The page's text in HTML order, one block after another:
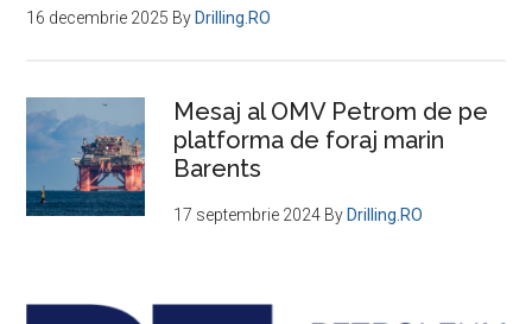
16
să
îşi
elimine
treptat
16 decembrie 2025 By Drilling.RO
Mesaj al OMV Petrom de pe
platforma de foraj marin
Barents
17 septembrie 2024 By Drilling.RO